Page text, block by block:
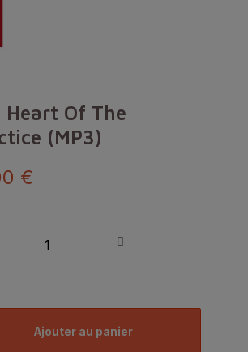
Heart Of The
(MP3)
€
ajouter au panier